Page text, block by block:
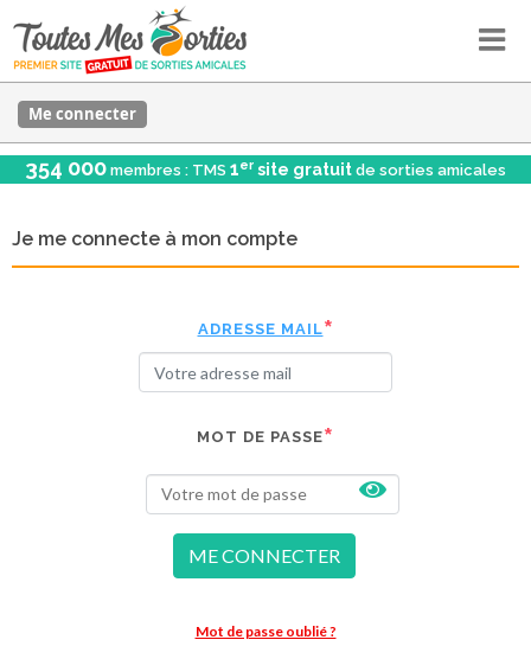
Me connecter
354 000 membres : TMS 1er site gratuit de sorties amicales
Je me connecte à mon compte
ADRESSE MAIL
MOT DE PASSE
ME CONNECTER
Mot de passe oublié ?